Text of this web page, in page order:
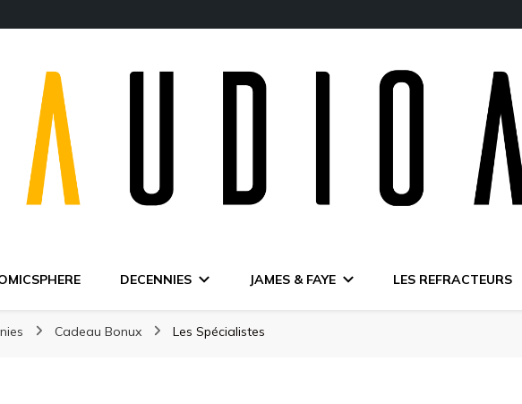
DECENNIES JAMES & FAYE LES REFRACTEURS
Cadeau Bonux Les Spécialistes